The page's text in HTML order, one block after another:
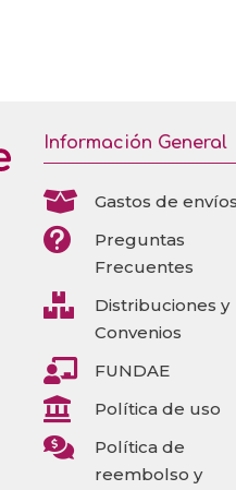
Información General
 Gastos de

Preguntas
Frecuentes

Distribuciones y
Convenios
 FUNDAE
 Política de uso

Política de
reembolso y